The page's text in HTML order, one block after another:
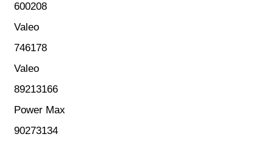
600208
Valeo
746178
Valeo
89213166
Power Max
90273134